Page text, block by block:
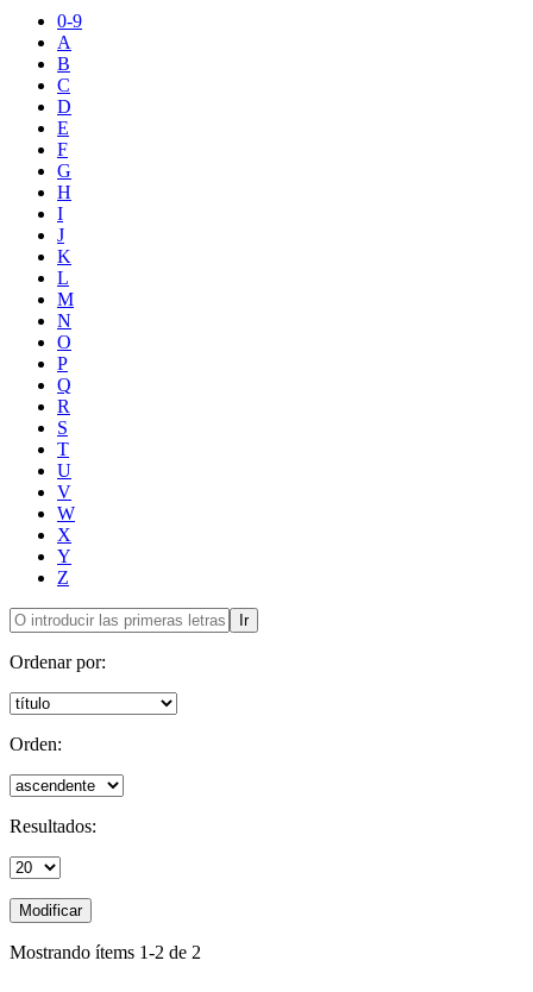
0-9
A
B
C
D
E
F
G
H
I
J
K
L
M
N
O
P
Q
R
S
T
U
V
W
X
Y
Z
Ir
Ordenar por:
Orden:
Resultados:
Modificar
Mostrando ítems 1-2 de 2